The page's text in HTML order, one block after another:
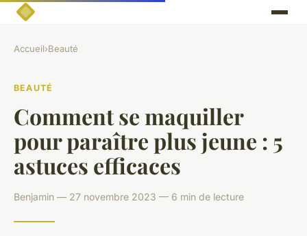
Accueil›Beauté
BEAUTÉ
Comment se maquiller
pour paraître plus jeune : 5
astuces efficaces
Benjamin — 27 novembre 2023 — 6 min de lecture